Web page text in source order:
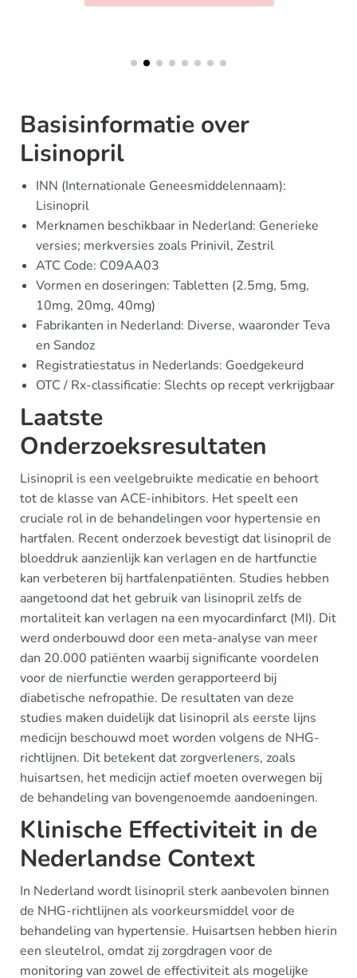
Basisinformatie over
Lisinopril
INN (Internationale Geneesmiddelennaam):
Lisinopril
Merknamen beschikbaar in Nederland: Generieke
versies; merkversies zoals Prinivil, Zestril
ATC Code: C09AA03
Vormen en doseringen: Tabletten (2.5mg, 5mg,
10mg, 20mg, 40mg)
Fabrikanten in Nederland: Diverse, waaronder Teva
en Sandoz
Registratiestatus in Nederlands: Goedgekeurd
OTC / Rx-classificatie: Slechts op recept verkrijgbaar
Laatste
Onderzoeksresultaten
Lisinopril is een veelgebruikte medicatie en behoort
tot de klasse van ACE-inhibitors. Het speelt een
cruciale rol in de behandelingen voor hypertensie en
hartfalen. Recent onderzoek bevestigt dat lisinopril de
bloeddruk aanzienlijk kan verlagen en de hartfunctie
kan verbeteren bij hartfalenpatiënten. Studies hebben
aangetoond dat het gebruik van lisinopril zelfs de
mortaliteit kan verlagen na een myocardinfarct (MI). Dit
werd onderbouwd door een meta-analyse van meer
dan 20.000 patiënten waarbij significante voordelen
voor de nierfunctie werden gerapporteerd bij
diabetische nefropathie. De resultaten van deze
studies maken duidelijk dat lisinopril als eerste lijns
medicijn beschouwd moet worden volgens de NHG-
richtlijnen. Dit betekent dat zorgverleners, zoals
huisartsen, het medicijn actief moeten overwegen bij
de behandeling van bovengenoemde aandoeningen.
Klinische Effectiviteit in de
Nederlandse Context
In Nederland wordt lisinopril sterk aanbevolen binnen
de NHG-richtlijnen als voorkeursmiddel voor de
behandeling van hypertensie. Huisartsen hebben hierin
een sleutelrol, omdat zij zorgdragen voor de
monitoring van zowel de effectiviteit als mogelijke